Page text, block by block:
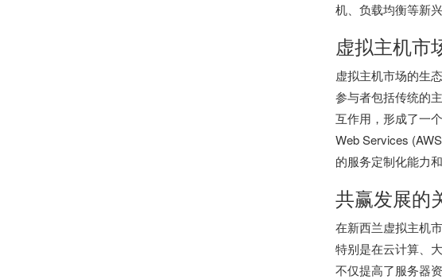
机、负载均衡等新
虚拟主机市
虚拟主机市场的生
参与者包括传统的
互作用，形成了一
Web Services
的服务定制化能力
共赢发展的
在新西兰虚拟主机
特别是在云计算、
不仅提高了服务器